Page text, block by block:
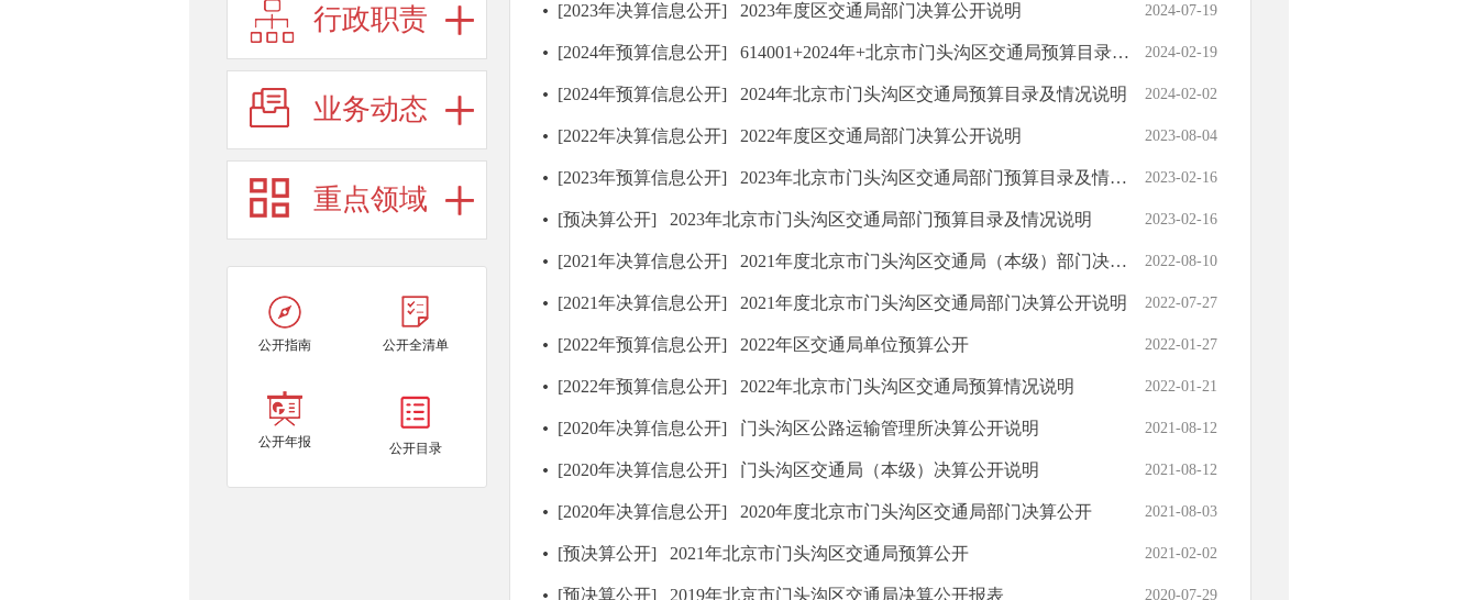
行政职责
业务动态
重点领域
公开指南 公开全清单
公开年报 公开目录
[2023年决算信息公开] 2023年度区交通局部门决算公开说明 2024-07-19
[2024年预算信息公开] 614001+2024年+北京市门头沟区交通局预算目录及情况说明 2024-02-19
[2024年预算信息公开] 2024年北京市门头沟区交通局预算目录及情况说明 2024-02-02
[2022年决算信息公开] 2022年度区交通局部门决算公开说明 2023-08-04
[2023年预算信息公开] 2023年北京市门头沟区交通局部门预算目录及情况说明 2023-02-16
[预决算公开] 2023年北京市门头沟区交通局部门预算目录及情况说明 2023-02-16
[2021年决算信息公开] 2021年度北京市门头沟区交通局（本级）部门决算公开 2022-08-10
[2021年决算信息公开] 2021年度北京市门头沟区交通局部门决算公开说明 2022-07-27
[2022年预算信息公开] 2022年区交通局单位预算公开 2022-01-27
[2022年预算信息公开] 2022年北京市门头沟区交通局预算情况说明 2022-01-21
[2020年决算信息公开] 门头沟区公路运输管理所决算公开说明 2021-08-12
[2020年决算信息公开] 门头沟区交通局（本级）决算公开说明 2021-08-12
[2020年决算信息公开] 2020年度北京市门头沟区交通局部门决算公开 2021-08-03
[预决算公开] 2021年北京市门头沟区交通局预算公开 2021-02-02
[预决算公开] 2019年北京市门头沟区交通局决算公开报表 2020-07-29